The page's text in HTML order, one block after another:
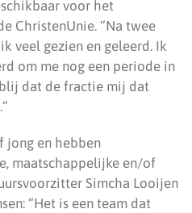
voor het
ChristenUnie. “Na twee
veel gezien en geleerd. Ik
om me nog een periode in
dat de fractie mij dat
jong en hebben
maatschappelijke en/of
Simcha Looijen
“Het is een team dat